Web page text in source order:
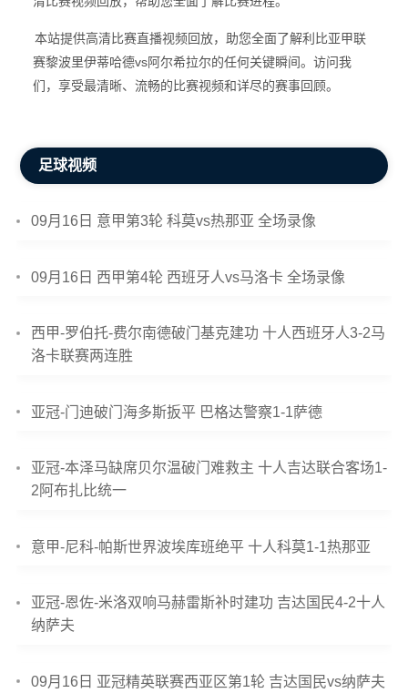
本站提供高清比赛直播视频回放，助您全面了解利比亚甲联
赛黎波里伊蒂哈德vs阿尔希拉尔的任何关键瞬间。访问我
们，享受最清晰、流畅的比赛视频和详尽的赛事回顾。
足球视频
09月16日 意甲第3轮 科莫vs热那亚 全场录像
09月16日 西甲第4轮 西班牙人vs马洛卡 全场录像
西甲-罗伯托-费尔南德破门基克建功 十人西班牙人3-2马
洛卡联赛两连胜
亚冠-门迪破门海多斯扳平 巴格达警察1-1萨德
亚冠-本泽马缺席贝尔温破门难救主 十人吉达联合客场1-
2阿布扎比统一
意甲-尼科-帕斯世界波埃库班绝平 十人科莫1-1热那亚
亚冠-恩佐-米洛双响马赫雷斯补时建功 吉达国民4-2十人
纳萨夫
09月16日 亚冠精英联赛西亚区第1轮 吉达国民vs纳萨夫